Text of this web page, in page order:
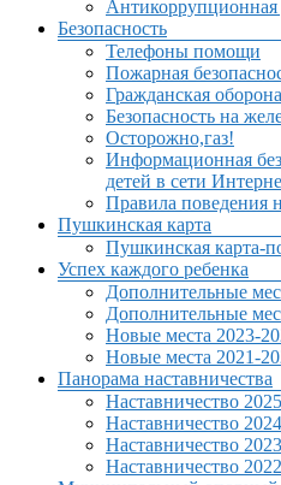
Антикоррупционная
Безопасность
Телефоны помощи
Пожарная
Гражданская оборона
Безопасность на
Осторожно,газ!
Информационная
детей в сети
Правила поведения
Пушкинская карта
Пушкинская карта-
Успех каждого ребенка
Дополнительные
Дополнительные
Новые места 2023-
Новые места 2021-
Панорама наставничества
Наставничество
Наставничество
Наставничество
Наставничество